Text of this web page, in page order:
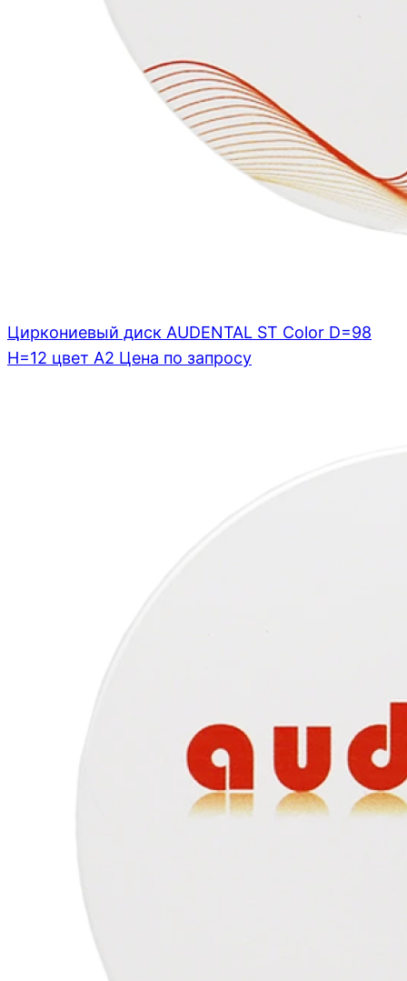
Циркониевый диск AUDENTAL ST Color D=98
H=12 цвет A2 Цена по запросу